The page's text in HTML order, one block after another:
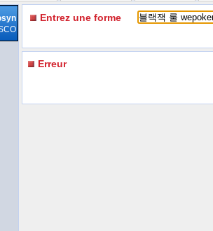
Entrez une forme
Erreur